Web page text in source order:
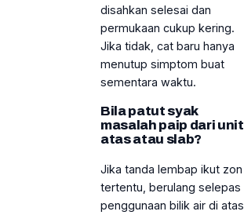
disahkan selesai dan
permukaan cukup kering.
Jika tidak, cat baru hanya
menutup simptom buat
sementara waktu.
Bila patut syak
masalah paip dari unit
atas atau slab?
Jika tanda lembap ikut zon
tertentu, berulang selepas
penggunaan bilik air di atas,